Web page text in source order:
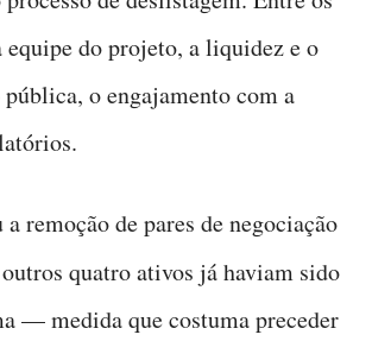
do projeto, a liquidez e o
o engajamento com a
remoção de pares de negociação
quatro ativos já haviam sido
— medida que costuma preceder